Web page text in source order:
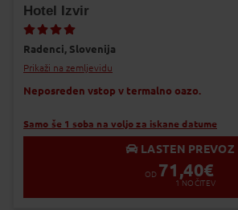
Hotel Izvir
Radenci, Slovenija
Prikaži na zemljevidu
Neposreden vstop v termalno oazo.
Samo še 1 soba na voljo za iskane datume
LASTEN PREVOZ
OD 71,40€
1 NOČITEV